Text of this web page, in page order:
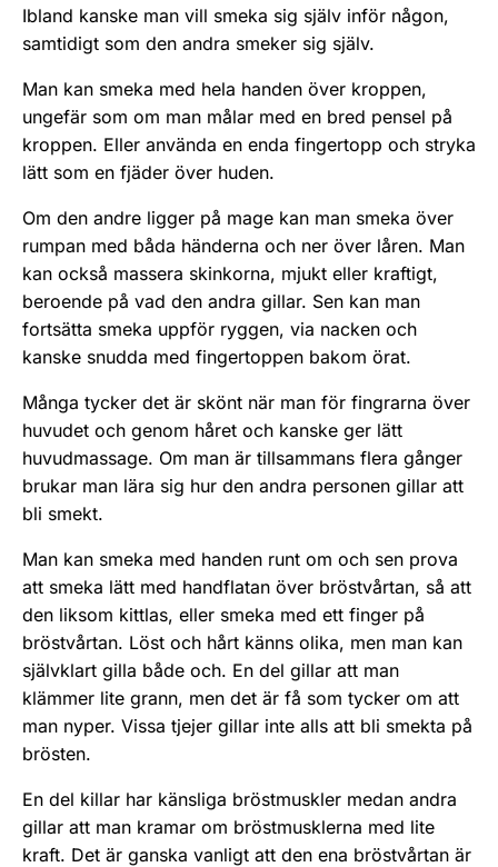
Ibland kan­ske man vill smeka sig själv inför någon,
samtidigt som den andra smeker sig själv.
Man kan smeka med hela handen över kroppen,
ungefär som om man målar med en bred pensel på
kroppen. Eller använda en enda fingertopp och stryka
lätt som en fjäder över huden.
Om den andre ligger på mage kan man smeka över
rum­pan med båda händerna och ner över låren. Man
kan också massera skinkorna, mjukt eller kraftigt,
beroende på vad den andra gillar. Sen kan man
fortsätta smeka uppför ryggen, via nacken och
kanske snudda med fingertoppen bakom örat.
Många tycker det är skönt när man för fingrarna över
huvudet och genom håret och kanske ger lätt
huvudmassage. Om man är tillsammans flera gånger
brukar man lära sig hur den andra personen gillar att
bli smekt.
Man kan smeka med handen runt om och sen prova
att smeka lätt med handflatan över bröstvårtan, så att
den liksom kittlas, eller smeka med ett finger på
bröstvårtan. Löst och hårt känns olika, men man kan
självklart gilla både och. En del gillar att man
klämmer lite grann, men det är få som tycker om att
man nyper. Vissa tjejer gillar inte alls att bli smekta på
brösten.
En del killar har känsliga bröstmuskler medan andra
gillar att man kramar om bröstmusklerna med lite
kraft. Det är ganska vanligt att den ena bröstvårtan är